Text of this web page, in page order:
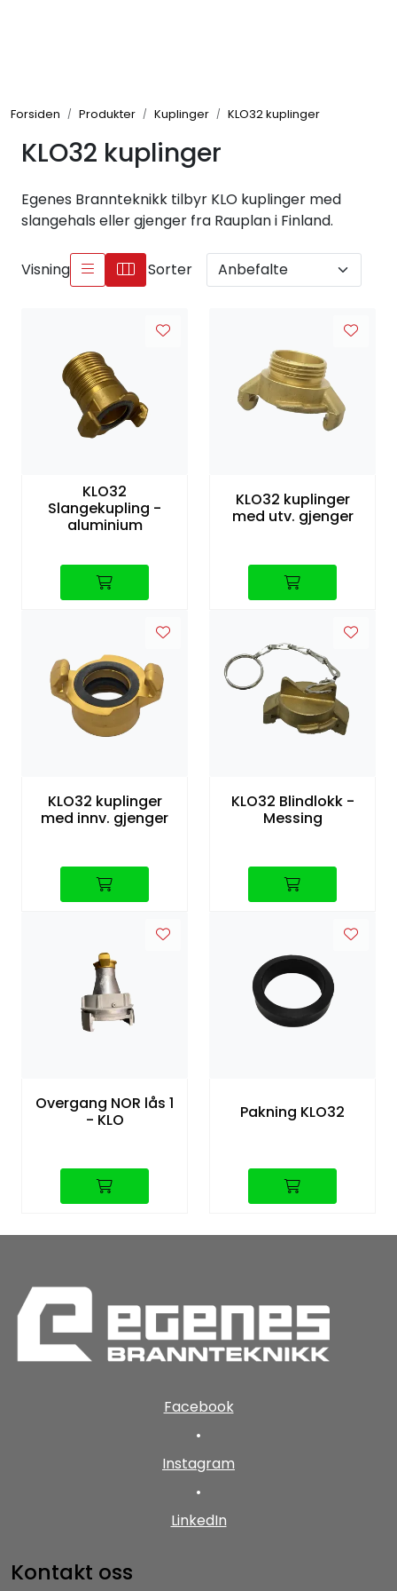
Forsiden Produkter Kuplinger KLO32 kuplinger
KLO32 kuplinger
Egenes Brannteknikk tilbyr KLO kuplinger med
slangehals eller gjenger fra Rauplan i Finland.
Visning Sorter
KLO32
Slangekupling -
aluminium
KLO32 kuplinger
med utv. gjenger
KLO32 kuplinger
med innv. gjenger
KLO32 Blindlokk -
Messing
Overgang NOR lås 1
- KLO
Pakning KLO32
Facebook
•
Instagram
•
LinkedIn
Kontakt oss
Produkter
Nyheter
Om oss